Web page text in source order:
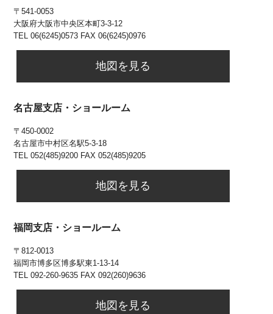
〒541-0053
大阪府大阪市中央区本町3-3-12
TEL 06(6245)0573 FAX 06(6245)0976
地図を見る
名古屋支店・ショールーム
〒450-0002
名古屋市中村区名駅5-3-18
TEL 052(485)9200 FAX 052(485)9205
地図を見る
福岡支店・ショールーム
〒812-0013
福岡市博多区博多駅東1-13-14
TEL092-260-9635 FAX 092(260)9636
地図を見る